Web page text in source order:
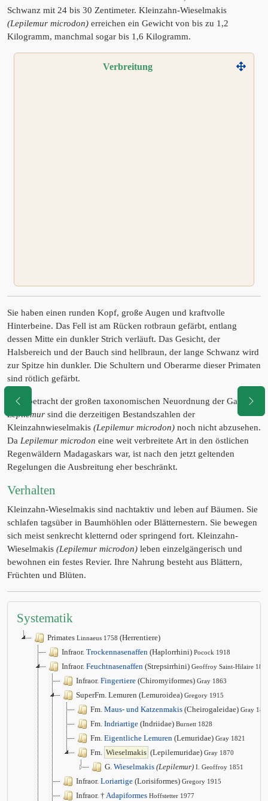
Schwanz mit 24 bis 30 Zentimeter. Kleinzahn-Wieselmakis
(Lepilemur microdon) erreichen ein Gewicht von bis zu 1,2
Kilogramm, manchmal sogar bis 1,6 Kilogramm.
Verbreitung
Sie haben einen runden Kopf, große Augen und kraftvolle
Hinterbeine. Das Fell ist am Rücken rotbraun gefärbt, entlang
dessen Mitte ein dunkler Strich verläuft. Das Gesicht, der
Halsbereich und der Bauch sind hellbraun, der lange Schwanz wird
zur Spitze hin dunkler. Die Schultern und Oberarme dieser Primaten
sind rötlich gefärbt.
In Anbetracht der großen taxonomischen Neuordnung der Gattung
Lepilemur sind die derzeitigen Bestandszahlen der
Kleinzahnwieselmakis (Lepilemur microdon) noch nicht abzusehen.
Da Lepilemur microdon eine weit verbreitete Art in den östlichen
Regenwäldern Madagaskars war, ist nach den jetzt geltenden
Regelungen die Ausbreitung eher beschränkt.
Verhalten
Kleinzahn-Wieselmakis sind nachtaktiv und leben auf Bäumen. Sie
schlafen tagsüber in Baumhöhlen oder Blätternestern. Sie bewegen
sich meist senkrecht kletternd oder springend fort. Kleinzahn-
Wieselmakis (Lepilemur microdon) leben einzelgängerisch und
bewohnen ein festes Revier. Ihre Nahrung besteht aus Blättern,
Früchten und Blüten.
Systematik
Primates Linnaeus 1758 (Herrentiere)
Infraor. Trockennasenaffen (Haplorrhini) Pocock 1918
Infraor. Feuchtnasenaffen (Strepsirrhini) Geoffroy Saint-Hilaire
Infraor. Fingertiere (Chiromyiformes) Gray 1863
SuperFm. Lemuren (Lemuroidea) Gregory 1915
Fm. Maus- und Katzenmakis (Cheirogaleidae) Gray
Fm. Indriartige (Indriidae) Burnett 1828
Fm. Eigentliche Lemuren (Lemuridae) Gray 1821
Fm. Wieselmakis (Lepilemuridae) Gray 1870
G. Wieselmakis (Lepilemur) I. Geoffroy 1851
Infraor. Loriartige (Lorisiformes) Gregory 1915
Infraor. † Adapiformes Hoffstetter 1977